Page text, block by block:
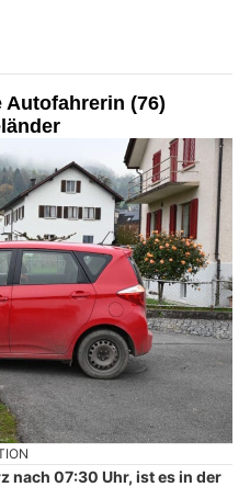
Autofahrerin (76)
nach 07:30 Uhr, ist es in der